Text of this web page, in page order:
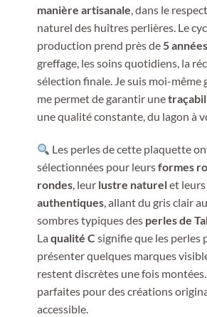
manière artisanale, dans le
naturel des huîtres perlières. Le
production prend près de5 années
greffage, les soins quotidiens, la
sélection finale. Je suis moi-même
me permet de garantir une
une qualité constante, du lagon à
Les perles de cette plaquette
sélectionnées pour leursformes
rondes, leur lustre naturelet leurs
authentiques, allant du gris clair
sombres typiques des perles de
La qualité C signifie que les perles
présenter quelques marques
restent discrètes une fois
parfaites pour des créations
accessible.